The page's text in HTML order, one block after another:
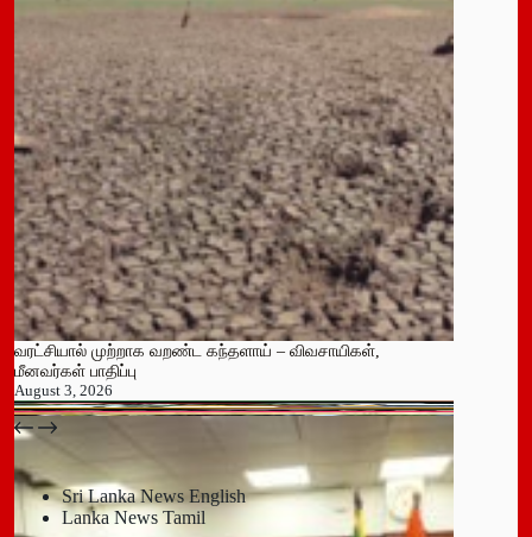
வரட்சியால் முற்றாக வறண்ட கந்தளாய் – விவசாயிகள்,
மீனவர்கள் பாதிப்பு
August 3, 2026
பதுளை மாநகர சபையின் NPP உறுப்பினர் திடீர் ராஜினாமா!
July 14, 2026
Sri Lanka News English
Lanka News Tamil